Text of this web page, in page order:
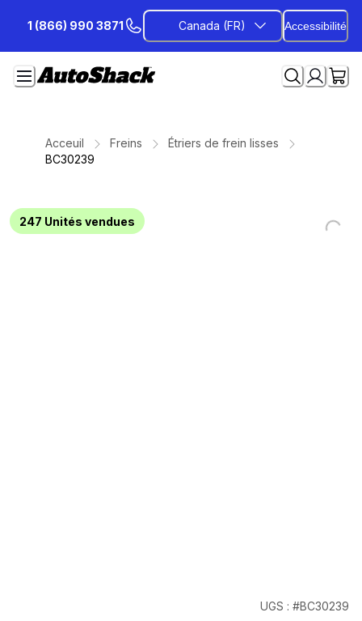
contenu
1 (866) 990 3871 Canada (FR) Accessibilité
Acceuil Freins
Étriers de frein lisses
BC30239
247 Unités vendues
UGS : #BC30239